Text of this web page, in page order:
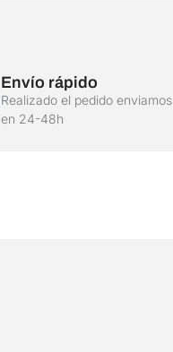
Envío rápido
Realizado el pedido enviamos
en 24-48h